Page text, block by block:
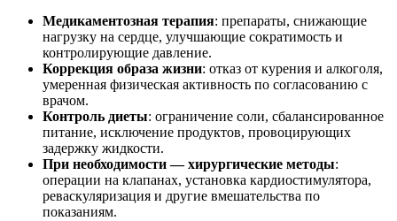
Медикаментозная терапия: препараты, снижающие
нагрузку на сердце, улучшающие сократимость и
контролирующие давление.
Коррекция образа жизни: отказ от курения и алкоголя,
умеренная физическая активность по согласованию с
врачом.
Контроль диеты: ограничение соли, сбалансированное
питание, исключение продуктов, провоцирующих
задержку жидкости.
При необходимости — хирургические методы:
операции на клапанах, установка кардиостимулятора,
реваскуляризация и другие вмешательства по
показаниям.